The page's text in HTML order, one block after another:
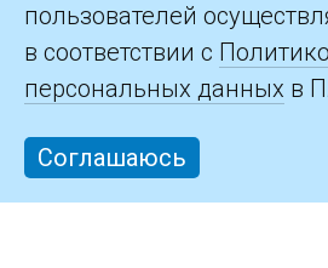
пользователей
в соответствии с
персональных данных в
Соглашаюсь